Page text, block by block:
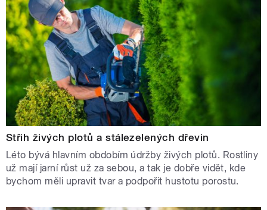
Střih živých plotů a stálezelených dřevin
Léto bývá hlavním obdobím údržby živých plotů. Rostliny
už mají jarní růst už za sebou, a tak je dobře vidět, kde
bychom měli upravit tvar a podpořit hustotu porostu.